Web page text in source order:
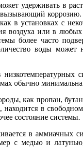
удерживать в
вызывающий
в установках с
воздуха или в
более часто
воды может
обычно
как пропан,
в
состояние системы.
в аммиачных
с медью и